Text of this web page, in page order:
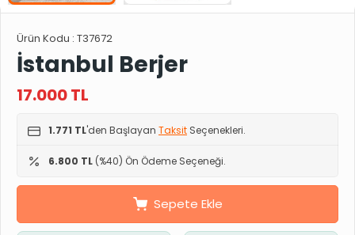
Ürün Kodu : T37672
İstanbul Berjer
17.000TL
1.771 TL'den Başlayan Taksit Seçenekleri.
6.800 TL (%40) Ön Ödeme Seçeneği.
Sepete Ekle